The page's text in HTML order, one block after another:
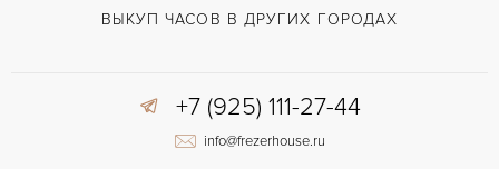
ВЫКУП ЧАСОВ В ДРУГИХ ГОРОДАХ
+7 (925) 111-27-44
info@frezerhouse.ru